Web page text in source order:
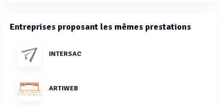
Entreprises proposant les mêmes prestations
INTERSAC
ARTIWEB